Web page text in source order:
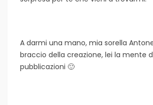
A darmi una mano, mia sorella
braccio della creazione, lei la mente
pubblicazioni 🙂